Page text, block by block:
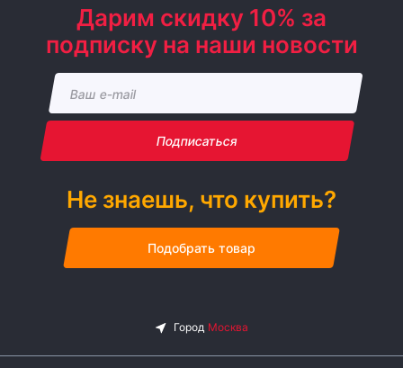
Дарим скидку 10% за
подписку на наши новости
Подписаться
Не знаешь, что купить?
Подобрать товар